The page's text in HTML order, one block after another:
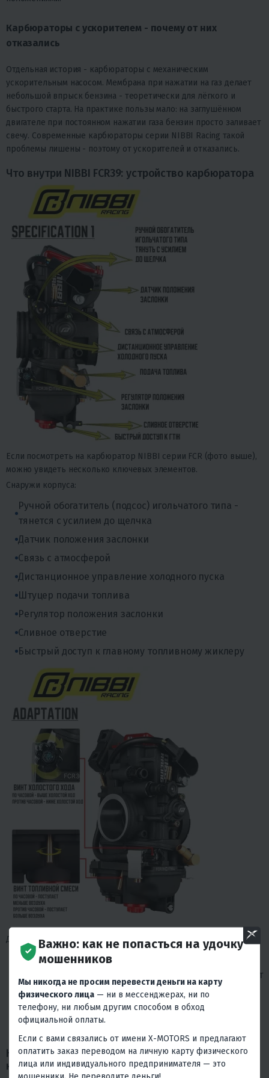
Карбюраторы с ускорителем - почему от них
отказались
Отдельная история - карбюраторы с механическим
ускорительным насосом. Мембрана при нажатии на газ делает
небольшой впрыск бензина - теоретически для лёгкого и
быстрого старта. На практике пользы мало: на заглушённом
двигателе при постоянном нажатии газа бензин просто заливает
свечу. Современные карбюраторы серии NIBBI Racing такой
проблемы лишены - поэтому от ускорителей и отказались.
Что внутри NIBBI FCR39: устройство карбюратора
Если посмотреть на карбюратор NIBBI серии FCR (фото выше),
можно увидеть несколько ключевых элементов.
Снаружи корпуса:
Ручной обогатитель (подсос) игольчатого типа -
тянется с усилием до щелчка
Датчик положения заслонки
Связь с атмосферой
Дистанционное управление холодного пуска
Штуцер подачи топлива
Регулятор положения заслонки
Сливное отверстие
Быстрый доступ к главному топливному жиклеру
Два основных регулировочных винта:
Винт холостого хода - по часовой стрелке повышает
обороты на холостом ходу, против часовой - снижает
Винт качества топливной смеси - по часовой
стрелке уменьшает подачу воздуха, против часовой
- увеличивает
Какие бренды техники используют оригинальные
карбюраторы NIBBI
Важно: как не попасться на удочку
мошенников
Мы никогда не просим перевести деньги на карту
физического лица — ни в мессенджерах, ни по
телефону, ни любым другим способом в обход
официальной оплаты.
Если с вами связались от имени X-MOTORS и предлагают
оплатить заказ переводом на личную карту физического
лица или индивидуального предпринимателя — это
мошенники. Не переводите деньги!